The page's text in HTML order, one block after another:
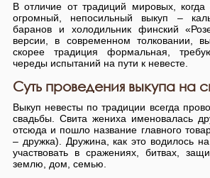
В отличие от традиций мировых, когда
огромный, непосильный выкуп –
баранов и холодильник финский
версии, в современном толковании,
скорее традиция формальная,
череды испытаний на пути к невесте.
Суть проведения выкупа на
Выкуп невесты по традиции всегда
свадьбы. Свита жениха именовалась
отсюда и пошло название главного
– дружка). Дружина, как это водилось
участвовать в сражениях, битвах,
землю, дом, семью.